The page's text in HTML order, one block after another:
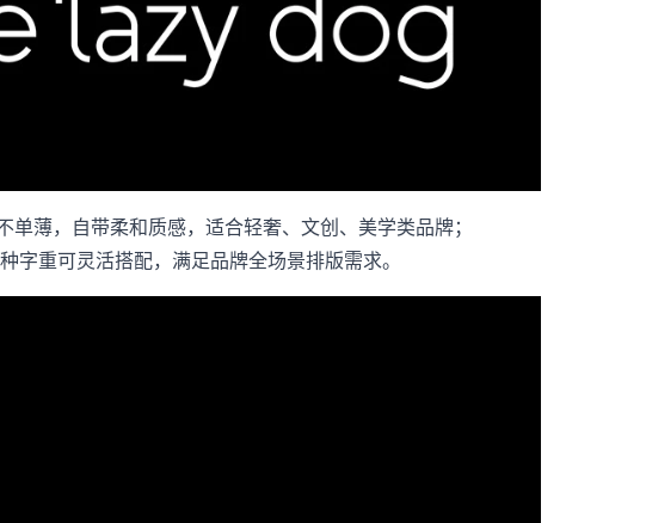
薄，自带柔和质感，适合轻奢、文创、美学类品牌；
重可灵活搭配，满足品牌全场景排版需求。